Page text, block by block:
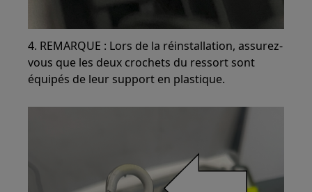
4. REMARQUE : Lors de la réinstallation, assurez-
vous que les deux crochets du ressort sont
équipés de leur support en plastique.